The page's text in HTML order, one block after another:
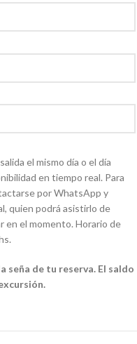
el mismo día o el día
en tiempo real. Para
por WhatsApp y
quien podrá asistirlo de
en el momento. Horario de
seña de tu reserva. El saldo